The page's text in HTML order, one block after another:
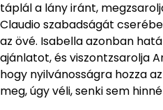
táplál a lány iránt,
Claudio szabadságát
az övé. Isabella azonban
ajánlatot, és viszontzsarolja
hogy nyilvánosságra hozza
meg, úgy véli, senki sem